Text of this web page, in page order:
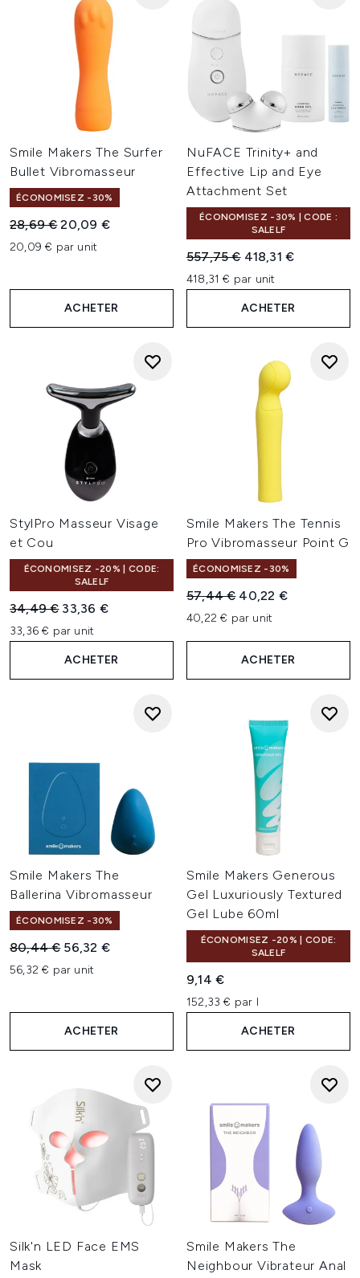
Smile Makers The Surfer
Bullet Vibromasseur
ÉCONOMISEZ -30%
Prix de vente :
28,69 €Prix ​​actuel :
20,09 €
20,09 € par unit
ACHETER
NuFACE Trinity+ and
Effective Lip and Eye
Attachment Set
ÉCONOMISEZ -30% | CODE :
SALELF
Prix de vente :
557,75 € Prix ​​actuel :
418,31 €
418,31 € par unit
ACHETER
StylPro Masseur Visage
et Cou
ÉCONOMISEZ -20% | CODE:
SALELF
Prix de vente :
34,49 € Prix ​​actuel :
33,36 €
33,36 € par unit
ACHETER
Smile Makers The Tennis
Pro Vibromasseur Point G
ÉCONOMISEZ -30%
Prix de vente :
57,44 € Prix ​​actuel :
40,22 €
40,22 € par unit
ACHETER
Smile Makers The
Ballerina Vibromasseur
ÉCONOMISEZ -30%
Prix de vente :
80,44 € Prix ​​actuel :
56,32 €
56,32 € par unit
ACHETER
Smile Makers Generous
Gel Luxuriously Textured
Gel Lube 60ml
ÉCONOMISEZ -20% | CODE:
SALELF
9,14 €
152,33 € par l
ACHETER
Silk'n LED Face EMS
Mask
Smile Makers The
Neighbour Vibrateur Anal